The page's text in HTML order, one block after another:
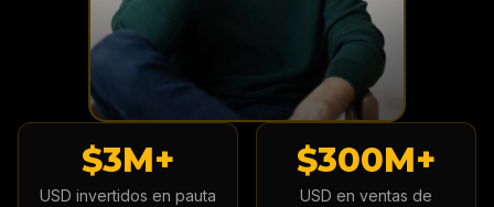
$3M+
USD invertidos en pauta
$300M+
USD en ventas de